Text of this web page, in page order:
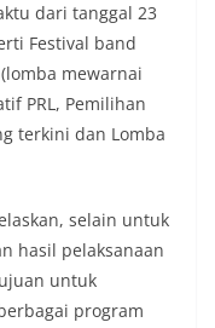
dari tanggal 23
Festival band
mewarnai
PRL, Pemilihan
terkini dan Lomba
selain untuk
hasil pelaksanaan
untuk
program